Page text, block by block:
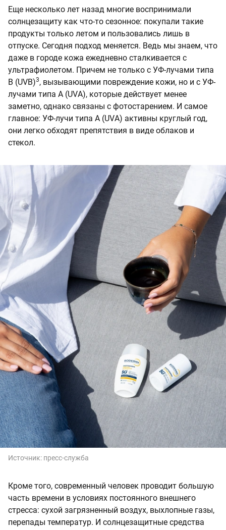
Еще несколько лет назад многие воспринимали
солнцезащиту как что-то сезонное: покупали такие
продукты только летом и пользовались лишь в
отпуске. Сегодня подход меняется. Ведь мы знаем, что
даже в городе кожа ежедневно сталкивается с
ультрафиолетом. Причем не только с УФ-лучами типа
В (UVB)3, вызывающими повреждение кожи, но и с УФ-
лучами типа А (UVА), которые действует менее
заметно, однако связаны с фотостарением. И самое
главное: УФ-лучи типа А (UVА) активны круглый год,
они легко обходят препятствия в виде облаков и
стекол.
Источник: пресс-служба
Кроме того, современный человек проводит большую
часть времени в условиях постоянного внешнего
стресса: сухой загрязненный воздух, выхлопные газы,
перепады температур. И солнцезащитные средства